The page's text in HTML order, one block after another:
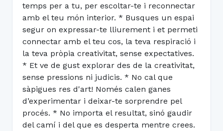
temps per a tu, per escoltar-te i reconnectar
amb el teu món interior. * Busques un espai
segur on expressar-te lliurement i et permeti
connectar amb el teu cos, la teva respiració i
la teva pròpia creativitat, sense expectatives.
* Et ve de gust explorar des de la creativitat,
sense pressions ni judicis. * No cal que
sàpigues res d'art! Només calen ganes
d’experimentar i deixar-te sorprendre pel
procés. * No importa el resultat, sinó gaudir
del camí i del que es desperta mentre crees.